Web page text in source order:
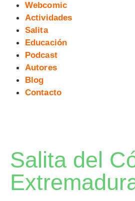
Webcomic
Actividades
Salita
Educación
Podcast
Autores
Blog
Contacto
Salita del